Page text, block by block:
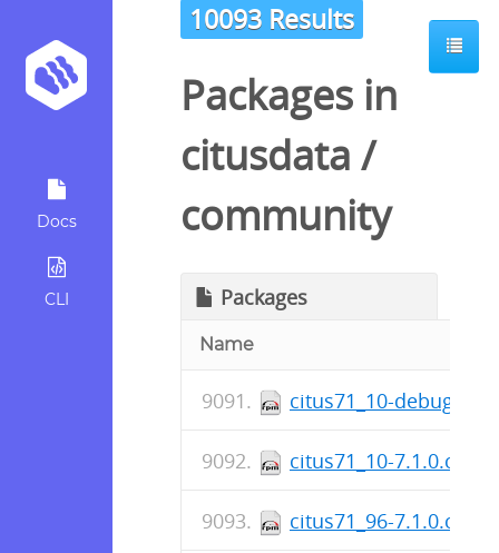
Docs
CLI
10093 Results
Packages in
citusdata /
community
Packages
Name
citus71_10-
citus71_10-
citus71_96-